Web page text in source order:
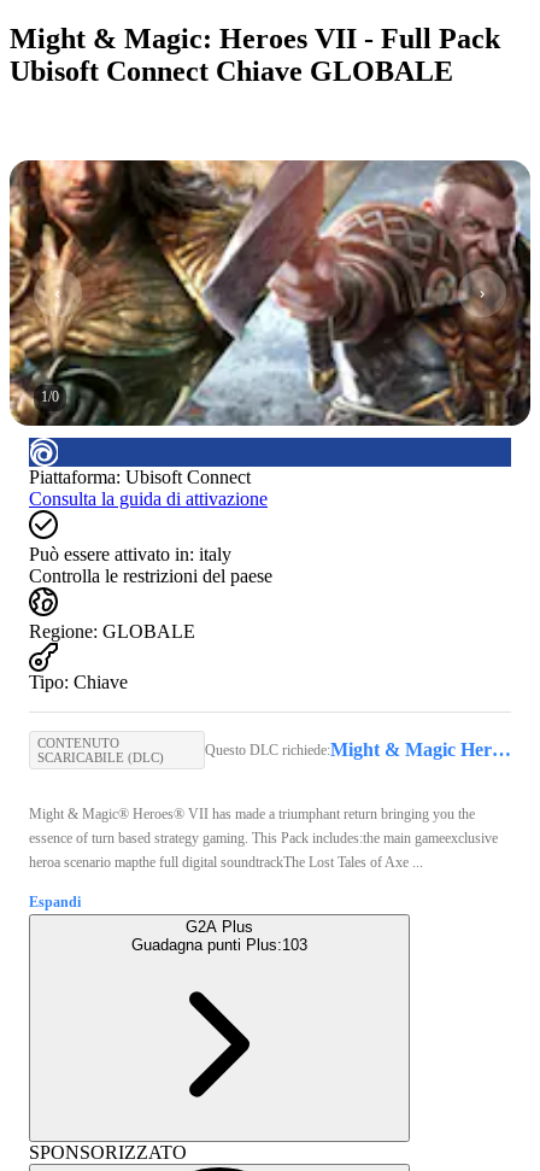
Might & Magic: Heroes VII - Full Pack
Ubisoft Connect Chiave GLOBALE
1/0
Piattaforma: Ubisoft Connect
Consulta la guida di attivazione
Può essere attivato in: italy
Controlla le restrizioni del paese
Regione: GLOBALE
Tipo: Chiave
CONTENUTO
SCARICABILE (DLC)
Questo DLC richiede: Might & Magic Heroes VII (PC) - Ubisoft Connect Key - GLOBAL
Might & Magic® Heroes® VII has made a triumphant return bringing you the
essence of turn based strategy gaming. This Pack includes:the main gameexclusive
heroa scenario mapthe full digital soundtrackThe Lost Tales of Axe ...
Espandi
G2A Plus
Guadagna punti Plus:103
SPONSORIZZATO